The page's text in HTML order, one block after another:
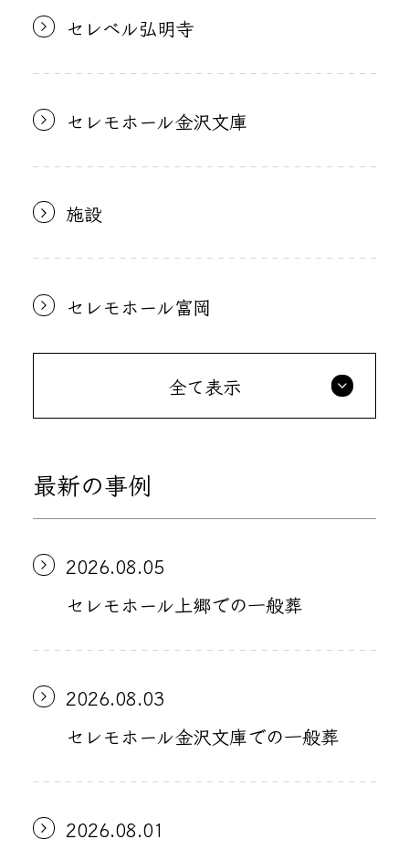
セレベル弘明寺
セレモホール金沢文庫
施設
セレモホール富岡
全て表示
最新の事例
2026.08.05
セレモホール上郷での一般葬
2026.08.03
セレモホール金沢文庫での一般葬
2026.08.01